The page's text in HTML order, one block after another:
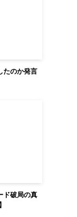
たのか発言
ド破局の真